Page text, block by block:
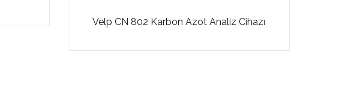
Velp CN 802 Karbon Azot Analiz Cihazı